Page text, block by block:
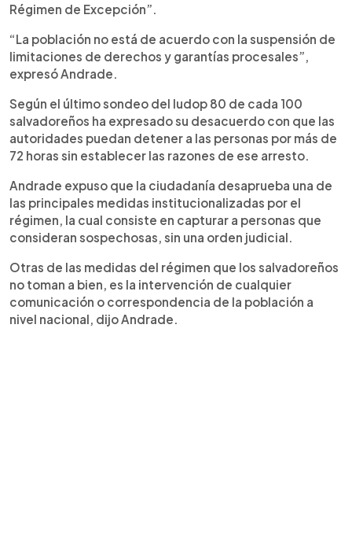
Régimen de Excepción”.
“La población no está de acuerdo con la suspensión de
limitaciones de derechos y garantías procesales”,
expresó Andrade.
Según el último sondeo del Iudop 80 de cada 100
salvadoreños ha expresado su desacuerdo con que las
autoridades puedan detener a las personas por más de
72 horas sin establecer las razones de ese arresto.
Andrade expuso que la ciudadanía desaprueba una de
las principales medidas institucionalizadas por el
régimen, la cual consiste en capturar a personas que
consideran sospechosas, sin una orden judicial.
Otras de las medidas del régimen que los salvadoreños
no toman a bien, es la intervención de cualquier
comunicación o correspondencia de la población a
nivel nacional, dijo Andrade.